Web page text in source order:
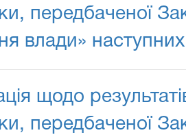
передбаченої
влади» наступних
щодо
передбаченої